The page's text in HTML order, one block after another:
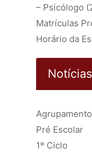
– Psicólogo
Matrículas
Horário da
Agrupamento
Pré Escolar
1º Ciclo